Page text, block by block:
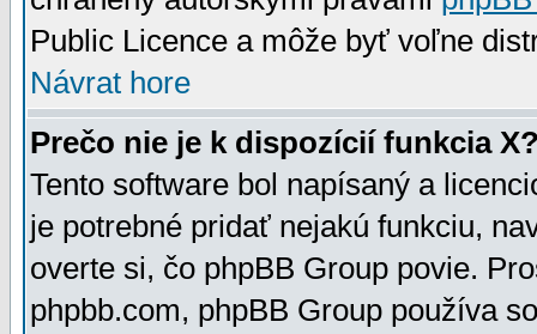
Public Licence a môže byť voľne
Návrat hore
Prečo nie je k dispozícií funkcia
Tento software bol napísaný a
je potrebné pridať nejakú funkciu,
overte si, čo phpBB Group povie.
phpbb.com, phpBB Group používa